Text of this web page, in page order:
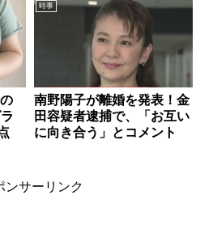
時事
南野陽子が離婚を発表！金
田容疑者逮捕で、「お互い
に向き合う」とコメント
ンサーリンク